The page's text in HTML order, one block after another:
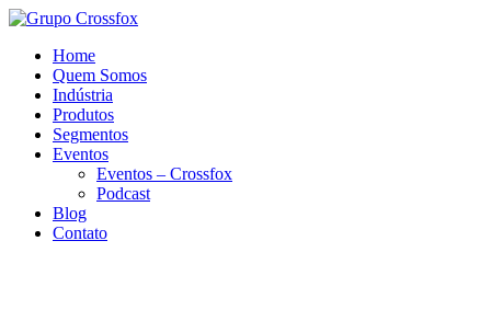
Home
Quem Somos
Indústria
Produtos
Segmentos
Eventos
Eventos – Crossfox
Podcast
Blog
Contato